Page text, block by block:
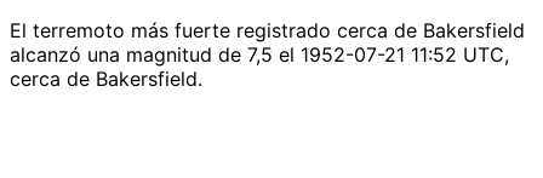
El terremoto más fuerte registrado cerca de Bakersfield
alcanzó una magnitud de 7,5 el 1952-07-21 11:52 UTC,
cerca de Bakersfield.